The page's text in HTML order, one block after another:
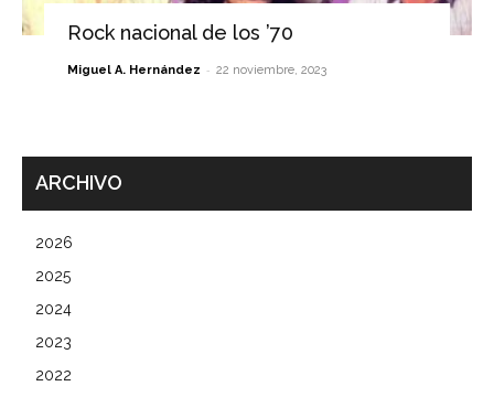
Rock nacional de los ’70
Miguel A. Hernández - 22 noviembre, 2023
ARCHIVO
2026
2025
2024
2023
2022